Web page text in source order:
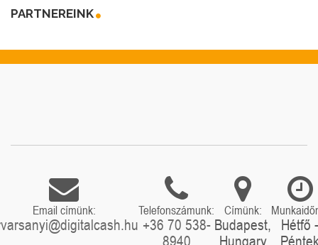
PARTNEREINK
Email címünk: Telefonszámunk:
+36 70 538-
8940
Címünk:
Budapest,
Hungary
Hétfő -